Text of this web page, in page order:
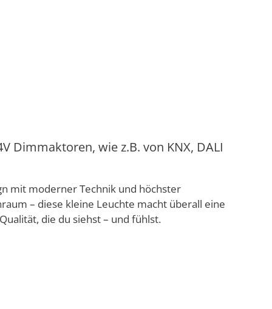
Dimmaktoren, wie z.B. von KNX, DALI
mit moderner Technik und höchster
– diese kleine Leuchte macht überall eine
die du siehst – und fühlst.